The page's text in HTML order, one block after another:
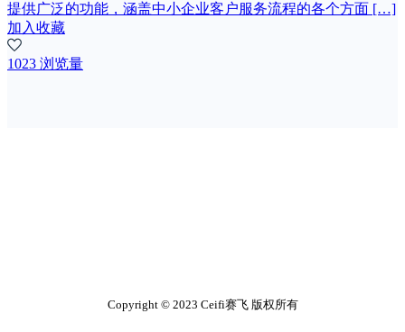
提供广泛的功能，涵盖中小企业客户服务流程的各个方面 […]
加入收藏
1023 浏览量
Copyright © 2023 Ceifi赛飞 版权所有